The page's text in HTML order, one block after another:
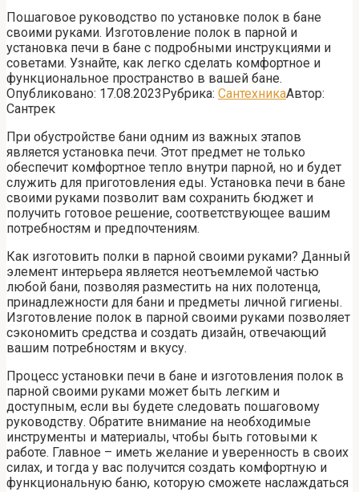
Пошаговое руководство по установке полок в бане
своими руками. Изготовление полок в парной и
установка печи в бане с подробными инструкциями и
советами. Узнайте, как легко сделать комфортное и
функциональное пространство в вашей бане.
Опубликовано: 17.08.2023Рубрика: СантехникаАвтор:
Сантрек
При обустройстве бани одним из важных этапов
является установка печи. Этот предмет не только
обеспечит комфортное тепло внутри парной, но и будет
служить для приготовления еды. Установка печи в бане
своими руками позволит вам сохранить бюджет и
получить готовое решение, соответствующее вашим
потребностям и предпочтениям.
Как изготовить полки в парной своими руками? Данный
элемент интерьера является неотъемлемой частью
любой бани, позволяя разместить на них полотенца,
принадлежности для бани и предметы личной гигиены.
Изготовление полок в парной своими руками позволяет
сэкономить средства и создать дизайн, отвечающий
вашим потребностям и вкусу.
Процесс установки печи в бане и изготовления полок в
парной своими руками может быть легким и
доступным, если вы будете следовать пошаговому
руководству. Обратите внимание на необходимые
инструменты и материалы, чтобы быть готовыми к
работе. Главное – иметь желание и уверенность в своих
силах, и тогда у вас получится создать комфортную и
функциональную баню, которую сможете наслаждаться